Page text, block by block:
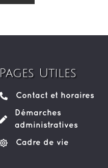
Pages Utiles
Contact et horaires
Démarches
administratives
Cadre de vie